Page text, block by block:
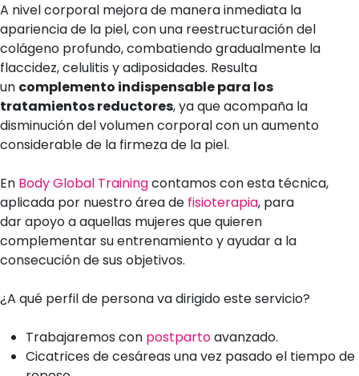
A nivel corporal mejora de manera inmediata la
apariencia de la piel, con una reestructuración del
colágeno profundo, combatiendo gradualmente la
flaccidez, celulitis y adiposidades. Resulta
un complemento indispensable para los
tratamientos reductores, ya que acompaña la
disminución del volumen corporal con un aumento
considerable de la firmeza de la piel.
En Body Global Trainingcontamos con esta técnica,
aplicada por nuestro área de fisioterapia, para
dar apoyo a aquellas mujeres que quieren
complementar su entrenamiento y ayudar a la
consecución de sus objetivos.
¿A qué perfil de persona va dirigido este servicio?
Trabajaremos con postpartoavanzado.
Cicatrices de cesáreas una vez pasado el tiempo de